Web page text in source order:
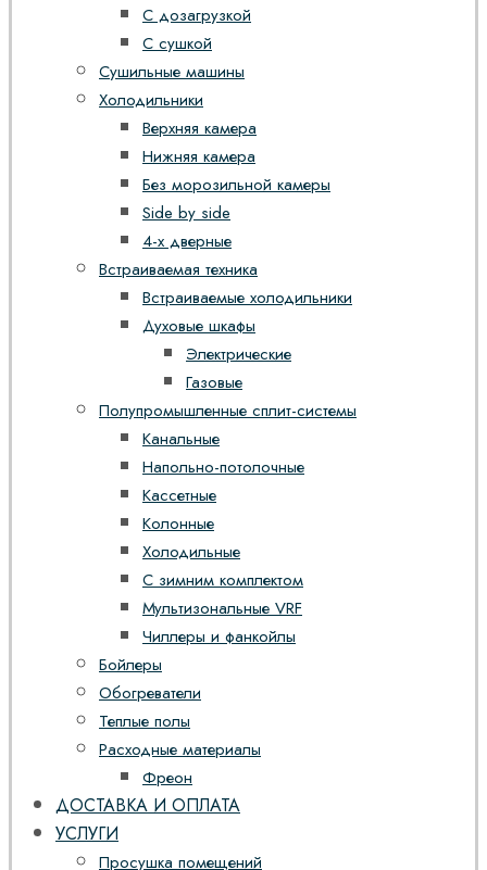
С дозагрузкой
С сушкой
Сушильные машины
Холодильники
Верхняя камера
Нижняя камера
Без морозильной камеры
Side by side
4-х дверные
Встраиваемая техника
Встраиваемые холодильники
Духовые шкафы
Электрические
Газовые
Полупромышленные сплит-системы
Канальные
Напольно-потолочные
Кассетные
Колонные
Холодильные
С зимним комплектом
Мультизональные VRF
Чиллеры и фанкойлы
Бойлеры
Обогреватели
Теплые полы
Расходные материалы
Фреон
ДОСТАВКА И ОПЛАТА
УСЛУГИ
Просушка помещений